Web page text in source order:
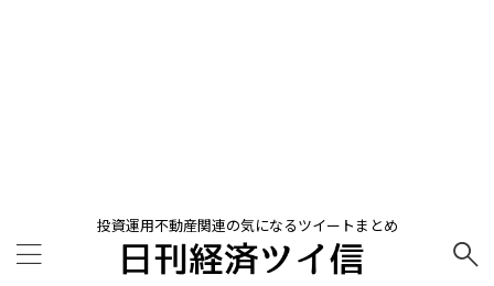
投資運用不動産関連の気になるツイートまとめ